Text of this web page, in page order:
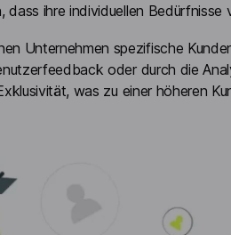
ihre individuellen Bedürfnisse
Unternehmen spezifische
oder durch die
was zu einer höheren